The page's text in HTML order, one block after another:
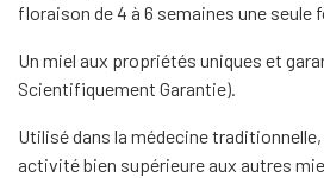
floraison de 4 à 6 semaines une seule
Un miel aux propriétés uniques et
Scientifiquement Garantie).
Utilisé dans la médecine traditionnelle,
activité bien supérieure aux autres